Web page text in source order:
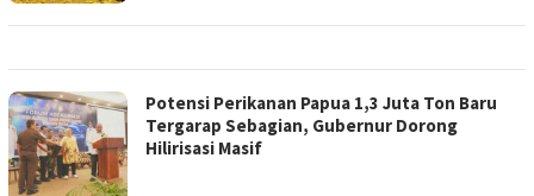
Potensi Perikanan Papua 1,3 Juta Ton Baru
Tergarap Sebagian, Gubernur Dorong
Hilirisasi Masif